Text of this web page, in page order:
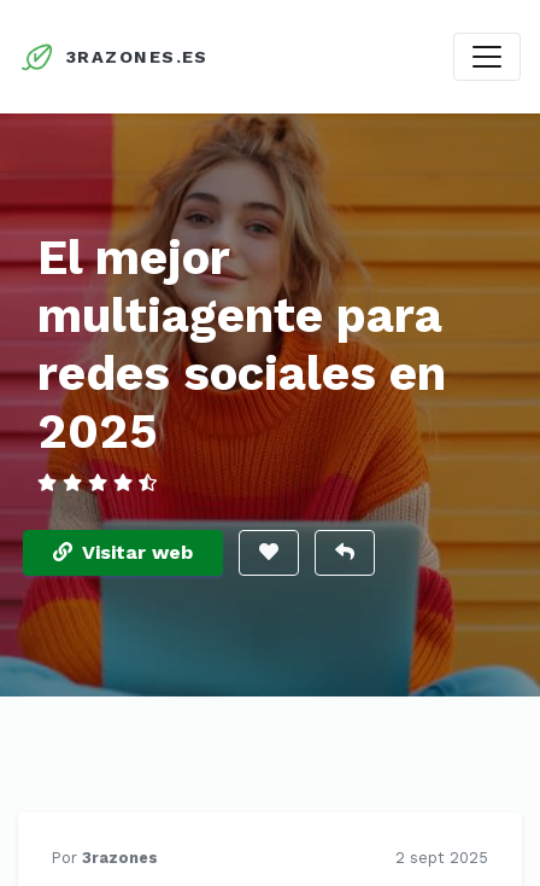
3RAZONES.ES
El mejor
multiagente para
redes sociales en
2025
Visitar web
Por 3razones 2 sept 2025